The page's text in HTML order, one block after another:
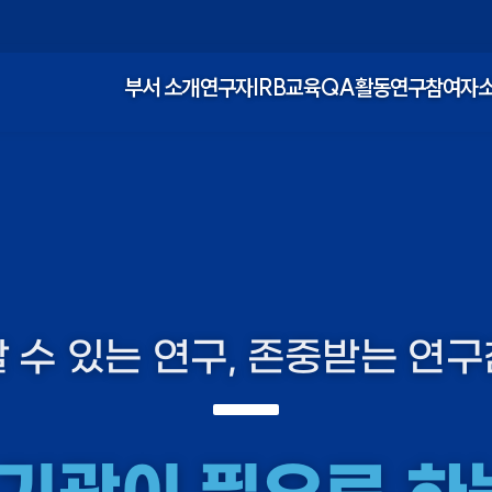
부서 소개연구자IRB교육QA활동연구참여자
수 있는 연구, 존중받는 연